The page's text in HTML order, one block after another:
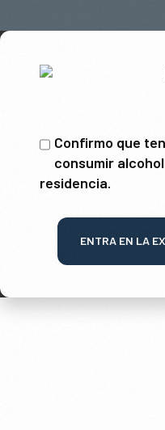
Confirmo que
consumir
residencia.
ENTRA EN LA